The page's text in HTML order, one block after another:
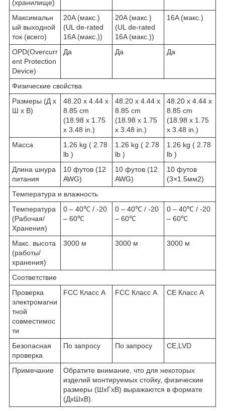
(хранилище)
Максимальн
ый выходной
ток (всего)
20A (макс.)
(UL de-rated
16A (макс.))
20A (макс.)
(UL de-rated
16A (макс.))
16A (макс.)
OPD(Overcurr
ent Protection
Device)
Да Да Да
Физические свойства
Размеры (Д х
Ш х В)
48.20 x 4.44 x
8.85 cm
(18.98 x 1.75
x 3.48 in.)
48.20 x 4.44 x
8.85 cm
(18.98 x 1.75
x 3.48 in.)
48.20 x 4.44 x
8.85 cm
(18.98 x 1.75
x 3.48 in.)
Масса
1.26 kg ( 2.78
lb )
1.26 kg ( 2.78
lb )
1.26 kg ( 2.78
lb )
Длина шнура
питания
10 футов (12
AWG)
10 футов (12
AWG)
10 футов
(3×1.5мм2)
Температура и влажность
Температура
(Рабочая/
Хранения)
0 – 40℃ / -20
– 60℃
0 – 40℃ / -20
– 60℃
0 – 40℃ / -20
– 60℃
Макс. высота
(работы/
хранения)
3000 м 3000 м 3000 м
Соответствие
Проверка
электромагни
тной
совместимос
ти
FCC Класс A FCC Класс A CE Класс A
Безопасная
проверка
По запросу По запросу CE,LVD
Примечание
Обратите внимание, что для некоторых
изделий монтируемых стойку, физические
размеры (ШxГxВ) выражаются в формате
(ДxШxВ).